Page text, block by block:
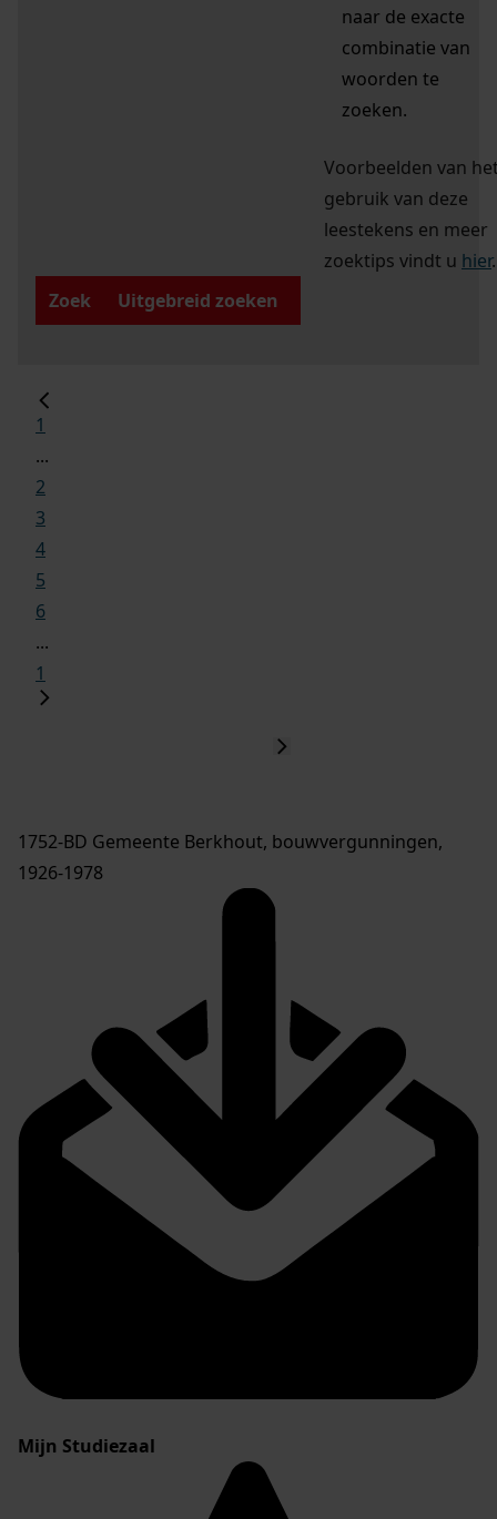
naar de exacte
combinatie van
woorden te
zoeken.
Voorbeelden van
gebruik van deze
leestekens en meer
zoektips vindt u hier.
Zoek
Uitgebreid zoeken
1
...
2
3
4
5
6
...
1
1752-BD Gemeente Berkhout, bouwvergunningen,
1926-1978
Mijn Studiezaal